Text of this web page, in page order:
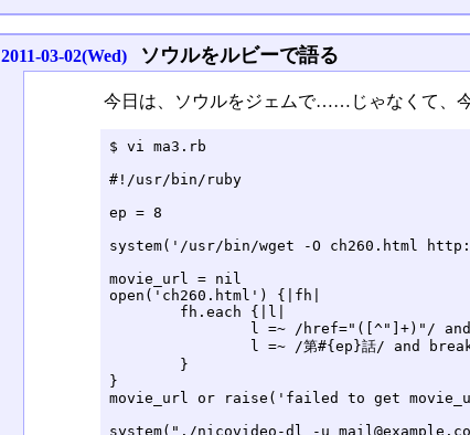
2011-03-02(Wed) ソウルをルビーで語る
今日は、ソウルをジェムで……じゃなくて、
$ vi ma3.rb
#!/usr/bin/ruby
ep = 8
system('/usr/bin/wget -O ch260.html
movie_url = nil
open('ch260.html') {|fh|
}
movie_url or raise('failed to get
system("./nicovideo-dl -u